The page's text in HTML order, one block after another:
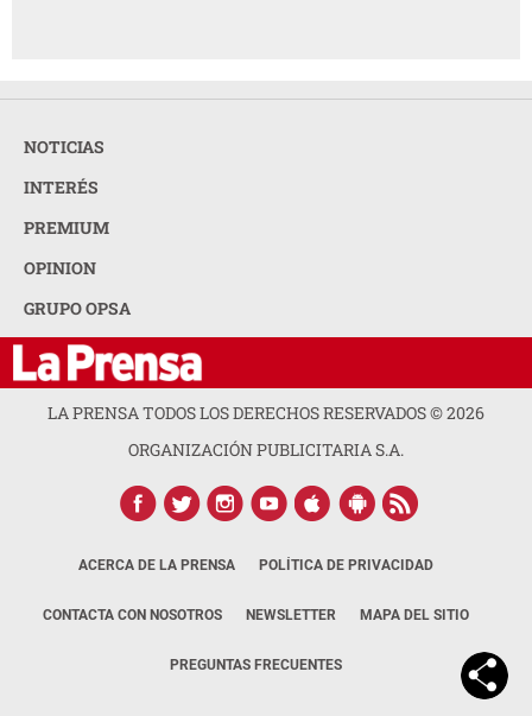
NOTICIAS
INTERÉS
PREMIUM
OPINION
GRUPO OPSA
LA PRENSA TODOS LOS DERECHOS RESERVADOS ©2026
ORGANIZACIÓN PUBLICITARIA S.A.
ACERCA DE LA PRENSA POLÍTICA DE PRIVACIDAD
CONTACTA CON NOSOTROS NEWSLETTER MAPA DEL SITIO
PREGUNTAS FRECUENTES